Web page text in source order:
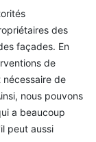
des
façades. En
de
de
nous pouvons
a beaucoup
peut aussi